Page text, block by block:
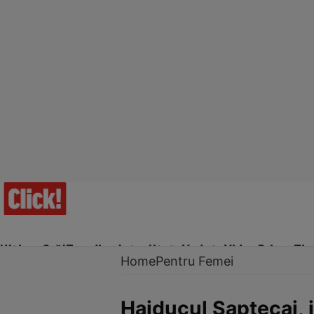
Ultima Oră!Trending Actualitate Vedete Video Prime
HomePentru Femei
Haiducul Şaptecai,